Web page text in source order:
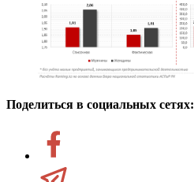
Поделиться в социальных сетях: